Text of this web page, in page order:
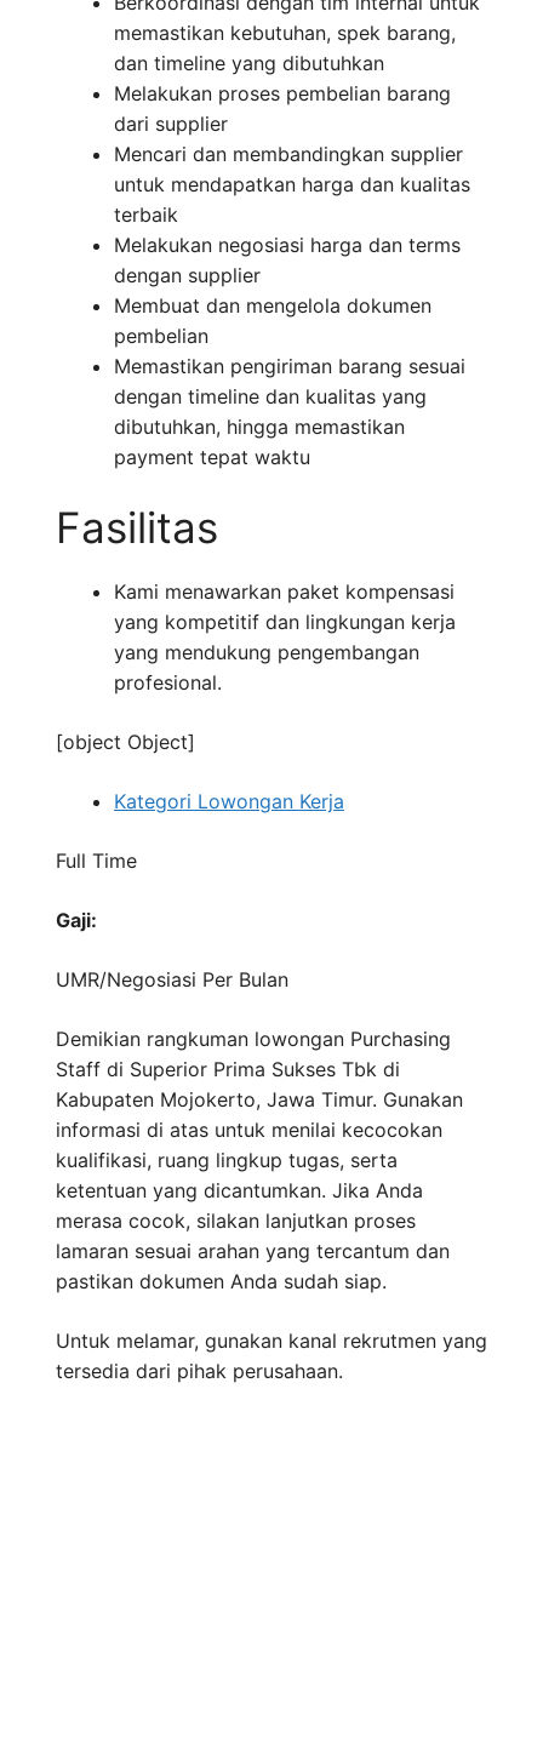
memastikan kebutuhan, spek barang,
dan timeline yang dibutuhkan
Melakukan proses pembelian barang
dari supplier
Mencari dan membandingkan supplier
untuk mendapatkan harga dan kualitas
terbaik
Melakukan negosiasi harga dan terms
dengan supplier
Membuat dan mengelola dokumen
pembelian
Memastikan pengiriman barang sesuai
dengan timeline dan kualitas yang
dibutuhkan, hingga memastikan
payment tepat waktu
Fasilitas
Kami menawarkan paket kompensasi
yang kompetitif dan lingkungan kerja
yang mendukung pengembangan
profesional.
[object Object]
Kategori Lowongan Kerja
Full Time
Gaji:
UMR/Negosiasi Per Bulan
Demikian rangkuman lowongan Purchasing
Staff di Superior Prima Sukses Tbk di
Kabupaten Mojokerto, Jawa Timur. Gunakan
informasi di atas untuk menilai kecocokan
kualifikasi, ruang lingkup tugas, serta
ketentuan yang dicantumkan. Jika Anda
merasa cocok, silakan lanjutkan proses
lamaran sesuai arahan yang tercantum dan
pastikan dokumen Anda sudah siap.
Untuk melamar, gunakan kanal rekrutmen yang
tersedia dari pihak perusahaan.